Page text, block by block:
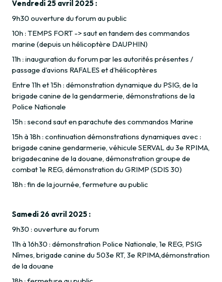
Vendredi 25 avril 2025 :
9h30 ouverture du forum au public
10h : TEMPS FORT -> saut en tandem des commandos
marine (depuis un hélicoptère DAUPHIN)
11h : inauguration du forum par les autorités présentes /
passage d’avions RAFALES et d’hélicoptères
Entre 11h et 15h : démonstration dynamique du PSIG, de la
brigade canine de la gendarmerie, démonstrations de la
Police Nationale
15h : second saut en parachute des commandos Marine
15h à 18h : continuation démonstrations dynamiques avec :
brigade canine gendarmerie, véhicule SERVAL du 3e RPIMA,
brigadecanine de la douane, démonstration groupe de
combat 1e REG, démonstration du GRIMP (SDIS 30)
18h : fin de la journée, fermeture au public
Samedi 26 avril 2025 :
9h30 : ouverture au forum
11h à 16h30 : démonstration Police Nationale, 1e REG, PSIG
Nîmes, brigade canine du 503e RT, 3e RPIMA,démonstration
de la douane